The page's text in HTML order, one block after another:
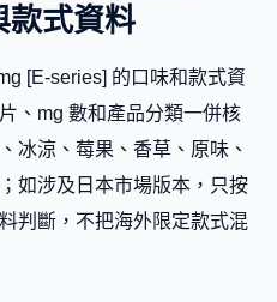
式資料
[E-series] 的口味和款式資
、mg 數和產品分類一併核
冰涼、莓果、香草、原味、
如涉及日本市場版本，只按
判斷，不把海外限定款式混